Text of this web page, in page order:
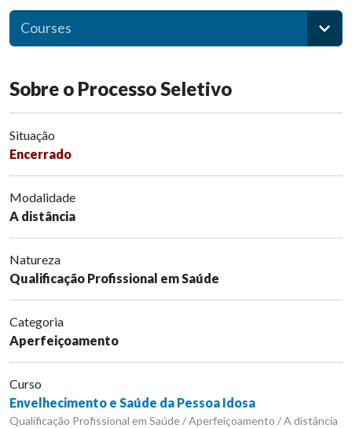
Courses
Sobre o Processo Seletivo
Situação
Encerrado
Modalidade
A distância
Natureza
Qualificação Profissional em Saúde
Categoria
Aperfeiçoamento
Curso
Envelhecimento e Saúde da Pessoa Idosa
Qualificação Profissional em Saúde / Aperfeiçoamento / A distância